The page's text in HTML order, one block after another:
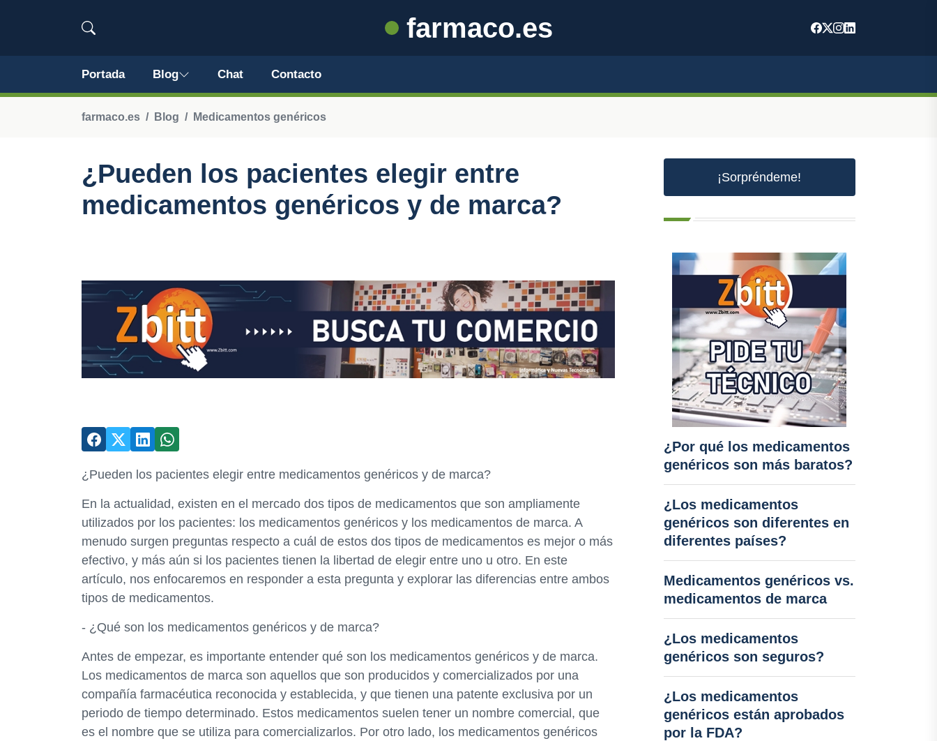
farmaco.es
Portada Blog Chat Contacto
farmaco.es Blog Medicamentos genéricos
¿Pueden los pacientes elegir entre
medicamentos genéricos y de marca?
¿Pueden los pacientes elegir entre medicamentos genéricos y de marca?
En la actualidad, existen en el mercado dos tipos de medicamentos que son ampliamente
utilizados por los pacientes: los medicamentos genéricos y los medicamentos de marca. A
menudo surgen preguntas respecto a cuál de estos dos tipos de medicamentos es mejor o más
efectivo, y más aún si los pacientes tienen la libertad de elegir entre uno u otro. En este
artículo, nos enfocaremos en responder a esta pregunta y explorar las diferencias entre ambos
tipos de medicamentos.
- ¿Qué son los medicamentos genéricos y de marca?
Antes de empezar, es importante entender qué son los medicamentos genéricos y de marca.
Los medicamentos de marca son aquellos que son producidos y comercializados por una
compañía farmacéutica reconocida y establecida, y que tienen una patente exclusiva por un
periodo de tiempo determinado. Estos medicamentos suelen tener un nombre comercial, que
es el nombre que se utiliza para comercializarlos. Por otro lado, los medicamentos genéricos
¡Sorpréndeme!
¿Por qué los medicamentos
genéricos son más baratos?
¿Los medicamentos
genéricos son diferentes en
diferentes países?
Medicamentos genéricos vs.
medicamentos de marca
¿Los medicamentos
genéricos son seguros?
¿Los medicamentos
genéricos están aprobados
por la FDA?